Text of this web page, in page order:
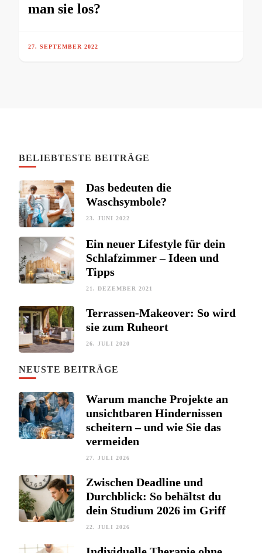
man sie los?
27. SEPTEMBER 2022
BELIEBTESTE BEITRÄGE
Das bedeuten die
Waschsymbole?
23. JUNI 2022
Ein neuer Lifestyle für dein
Schlafzimmer – Ideen und
Tipps
21. DEZEMBER 2021
Terrassen-Makeover: So wird
sie zum Ruheort
26. JULI 2020
NEUSTE BEITRÄGE
Warum manche Projekte an
unsichtbaren Hindernissen
scheitern – und wie Sie das
vermeiden
27. JULI 2026
Zwischen Deadline und
Durchblick: So behältst du
dein Studium 2026 im Griff
22. JULI 2026